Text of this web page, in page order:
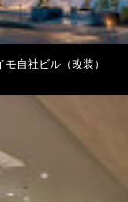
自社ビル（改装）